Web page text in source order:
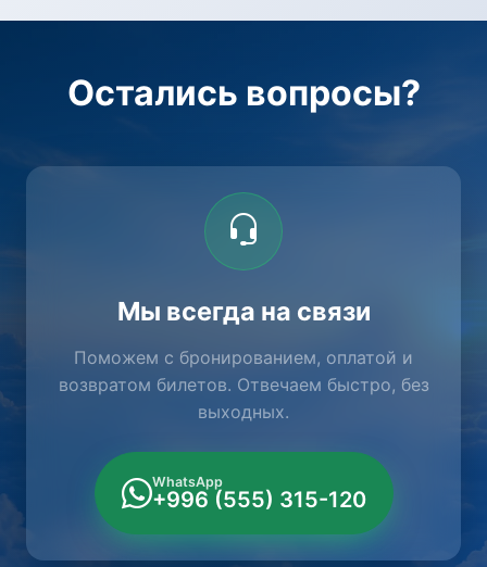
Остались вопросы?
Мы всегда на связи
Поможем с бронированием, оплатой и
возвратом билетов. Отвечаем быстро, без
выходных.
WhatsApp
+996 (555) 315-120